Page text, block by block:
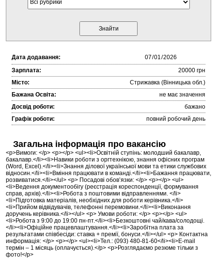
Дата додавання:
Зарплата:
20000 грн
Місто:
Стрижавка (Вінницька обл.)
Бажана Освіта:
не має значення
Досвід роботи:
бажано
Графік роботи:
повний робочий день
Загальна інформація про вакансію
<p>Вимоги: </p> <p></p> <ul><li>Освітній ступінь: молодший бакалавр,
бакалавр.</li><li>Навики роботи з оргтехнікою, знання офісних програм
(Word, Excel).</li><li>Знання ділової української мови та етики службових
відносин.</li><li>Вміння працювати в команді.</li><li>Бажання працювати,
розвиватися.</li></ul> <p> Посадові обов’язки: </p> <p></p> <ul>
<li>Ведення документообігу (реєстрація кореспонденції, формування
справ, архів).</li><li>Робота з поштовими відправленнями. </li>
<li>Підготовка матеріалів, необхідних для роботи керівника.</li>
<li>Прийом відвідувачів, телефонні перемовини.</li><li>Виконання
доручень керівника.</li></ul> <p> Умови роботи: </p> <p></p> <ul>
<li>Робота з 9:00 до 19:00 пн-пт.</li><li>Безкоштовні чай/кава/солодощі.
</li><li>Офіційне працевлаштування.</li><li>Заробітна плата за
результатами співбесіди: ставка + премії, бонуси.</li></ul> <p> Контактна
информація: </p> <p></p> <ul><li>Тел.: (093) 480-81-60</li><li>E-mail
термін – 1 місяць (оплачується).</p> <p>Розглядаємо резюме тільки з
фото!</p>